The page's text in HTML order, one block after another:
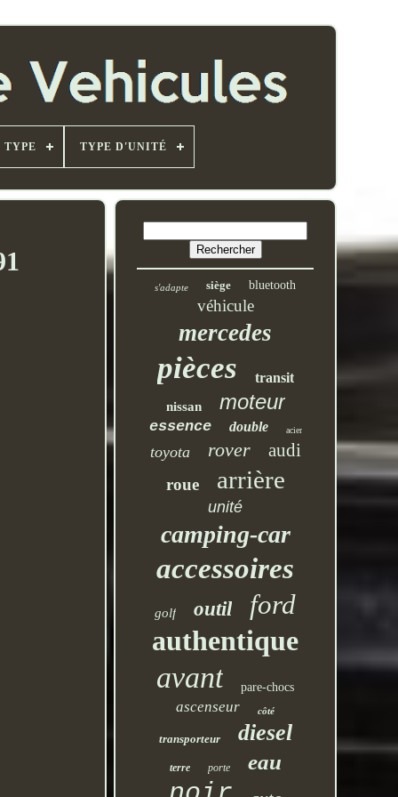
TYPE TYPE D'UNITÉ
s'adapte siège bluetooth
véhicule
mercedes
pièces transit
nissan moteur
essence double acier
toyota rover audi
roue arrière
unité
camping-car
accessoires
golf outil ford
authentique
avant pare-chocs
ascenseur côté
transporteur diesel
terre porte eau